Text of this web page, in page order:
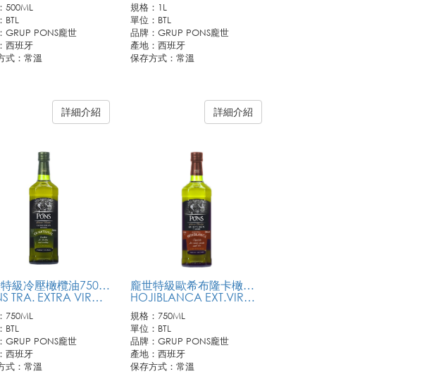
500ML
BTL
GRUP PONS龐世
西班牙
式：常溫
詳細介紹
規格：1L
單位：BTL
品牌：GRUP PONS龐世
產地：西班牙
保存方式：常溫
詳細介紹
龐世特級冷壓橄欖油750ML
EXTRA VIRGIN OLIVE OIL
750ML
BTL
GRUP PONS龐世
西班牙
式：常溫
龐世特級歐希布隆卡橄欖冷壓橄欖油750ML
HOJIBLANCA EXT.VIRGIN OLIVE OIL
規格：750ML
單位：BTL
品牌：GRUP PONS龐世
產地：西班牙
保存方式：常溫